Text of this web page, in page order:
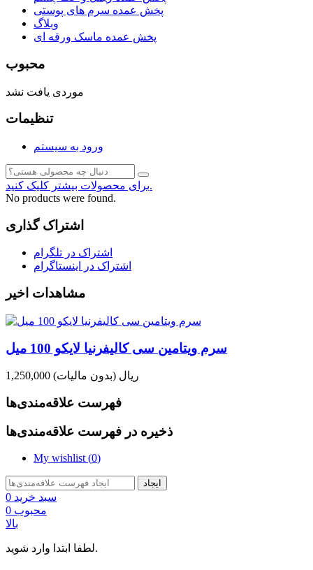
پخش عمده سرم های پوستی
وبلاگ
پخش عمده ماسک ورقه ای
محبوب
موردی یافت نشد
تنظیمات
ورود به سیستم
برای محصولات بیشتر کلیک کنید.
No products were found.
اشتراک گذاری
اشتراک در تلگرام
اشتراک در اینستاگرام
مشاهدات اخیر
سرم ویتامین سی کالیفرنیا لایکو 100 میل
1,250,000 ریال (بدون مالیات)
فهرست علاقه‌مندی‌ها
ذخیره در فهرست علاقه‌مندی‌ها
My wishlist (0)
ایجاد
سبد خرید 0
محبوب 0
بالا
لطفا ابتدا وارد شوید.